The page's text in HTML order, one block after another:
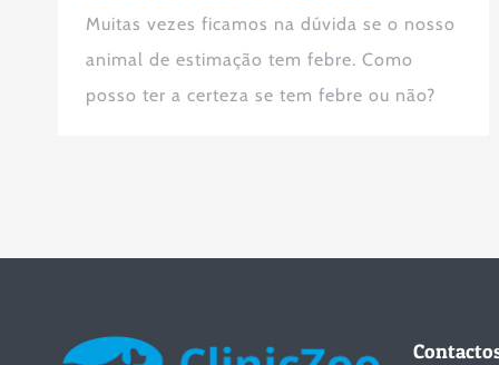
Muitas vezes ficamos na dúvida se o nosso
animal de estimação tem febre. Como
posso ter a certeza se tem febre ou não?